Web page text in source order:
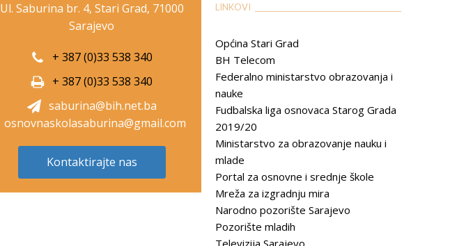
Ul. Saburina br. 4, Stari Grad, 71000
Sarajevo
+ 387 (0)33 538 340
+ 387 (0)33 538 340
saburina@bih.net.ba
osnovnaskolasaburina@gmail.com
Kontaktirajte nas
LINKOVI __________________________________________
Općina Stari Grad
BH Telecom
Federalno ministarstvo obrazovanja i
nauke
Fudbalska liga osnovaca Starog Grada
2019/20
Ministarstvo za obrazovanje nauku i
mlade
Portal za osnovne i srednje škole
Mreža za izgradnju mira
Narodno pozorište Sarajevo
Pozorište mladih
Televizija Sarajevo